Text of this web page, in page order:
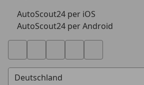
AutoScout24 per iOS
AutoScout24 per Android